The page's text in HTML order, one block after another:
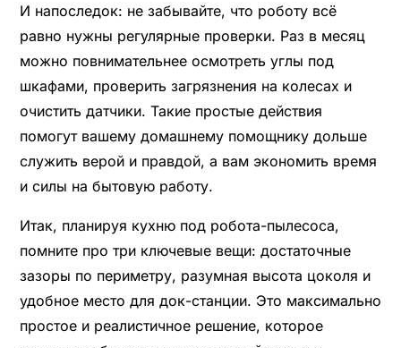
И напоследок: не забывайте, что роботу всё
равно нужны регулярные проверки. Раз в месяц
можно повнимательнее осмотреть углы под
шкафами, проверить загрязнения на колесах и
очистить датчики. Такие простые действия
помогут вашему домашнему помощнику дольше
служить верой и правдой, а вам экономить время
и силы на бытовую работу.
Итак, планируя кухню под робота-пылесоса,
помните про три ключевые вещи: достаточные
зазоры по периметру, разумная высота цоколя и
удобное место для док-станции. Это максимально
простое и реалистичное решение, которое